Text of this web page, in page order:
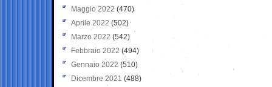
Maggio 2022 (470)
Aprile 2022 (502)
Marzo 2022 (542)
Febbraio 2022 (494)
Gennaio 2022 (510)
Dicembre 2021 (488)